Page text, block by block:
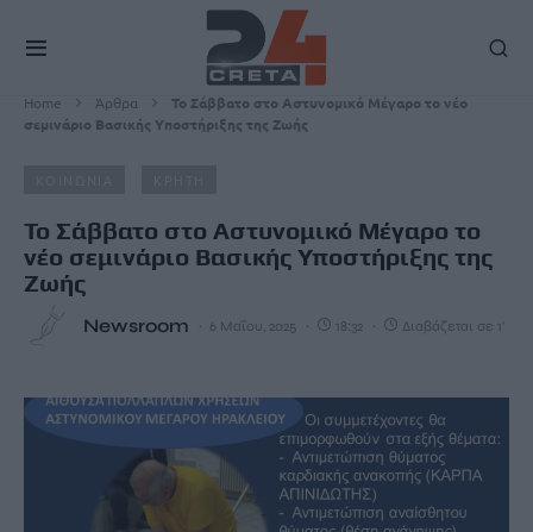
Home Άρθρα
Το Σάββατο στο Αστυνομικό Μέγαρο το νέο
σεμινάριο Βασικής Υποστήριξης της Ζωής
Το Σάββατο στο Αστυνομικό Μέγαρο το
νέο σεμινάριο Βασικής Υποστήριξης της
Ζωής
Newsroom 6 Μαΐου, 2025 18:32 Διαβάζεται σε 1'